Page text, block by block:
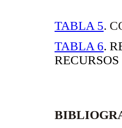
TABLA 5.
TABLA 6.